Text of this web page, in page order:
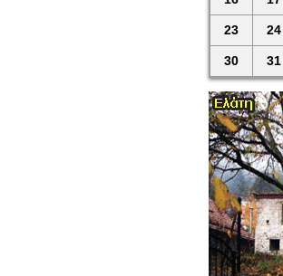
23 24
30 31